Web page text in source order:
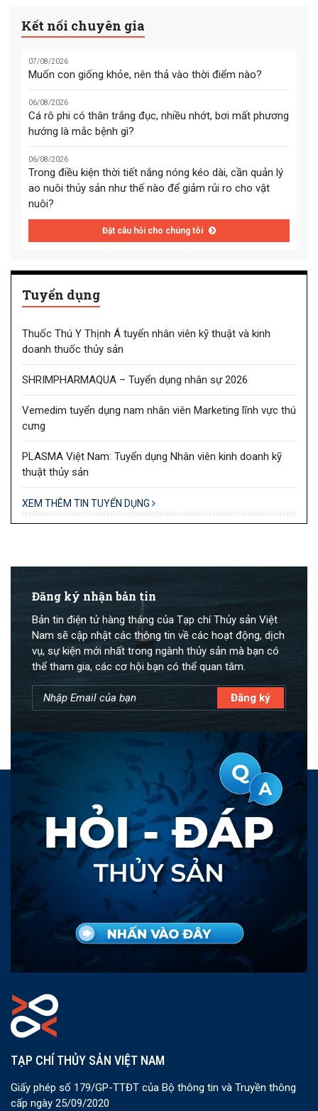
Kết nối chuyên gia
07/08/2026
Muốn con giống khỏe, nên thả vào thời điểm nào?
06/08/2026
Cá rô phi có thân trắng đục, nhiều nhớt, bơi mất phương
hướng là mắc bệnh gì?
06/08/2026
Trong điều kiện thời tiết nắng nóng kéo dài, cần quản lý
ao nuôi thủy sản như thế nào để giảm rủi ro cho vật
nuôi?
Đặt câu hỏi cho chúng tôi
Tuyển dụng
Thuốc Thú Y Thịnh Á tuyển nhân viên kỹ thuật và kinh
doanh thuốc thủy sản
SHRIMPHARMAQUA – Tuyển dụng nhân sự 2026
Vemedim tuyển dụng nam nhân viên Marketing lĩnh vực thú
cưng
PLASMA Việt Nam: Tuyển dụng Nhân viên kinh doanh kỹ
thuật thủy sản
XEM THÊM TIN TUYỂN DỤNG
Đăng ký nhận bản tin
Bản tin điện tử hàng tháng của Tạp chí Thủy sản Việt
Nam sẽ cập nhật các thông tin về các hoạt động, dịch
vụ, sự kiện mới nhất trong ngành thủy sản mà bạn có
thể tham gia, các cơ hội bạn có thể quan tâm.
TẠP CHÍ THỦY SẢN VIỆT NAM
Giấy phép số 179/GP-TTĐT của Bộ thông tin và Truyền thông
cấp ngày 25/09/2020